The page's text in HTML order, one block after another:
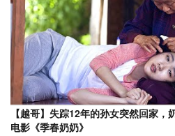
【越哥】失踪12年的孙女突然回家
电影《季春奶奶》